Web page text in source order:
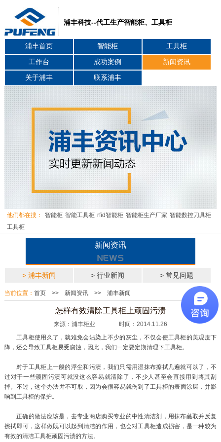
浦丰科技--代工生产智能柜、工具柜
浦丰首页 智能柜 工具柜
工作台 成功案例 新闻资讯
关于浦丰 联系浦丰
他们都在搜： 智能柜 智能工具柜 rfid智能柜 智能柜生产厂家 智能数控刀具柜
工具柜
新闻资讯
> 浦丰新闻 > 行业新闻 > 常见问题
当前位置： 首页>> 新闻资讯>> 浦丰新闻
怎样有效清除工具柜上顽固污渍
来源：浦丰柜业 时间：2014.11.26
工具柜使用久了，就难免会沾染上不少的灰尘，不仅会使工具柜的美观度下
降，还会导致工具柜易受腐蚀，因此，我们一定要定期清理下工具柜。
对于工具柜上一般的浮尘和污渍，我们只需用湿抹布擦拭几遍就可以了，不
过对于一些顽固污渍可就没这么容易就清除了，不少人甚至会直接用到将其刮
掉。不过，这个办法并不可取，因为会很容易就伤到了工具柜的表面涂层，并影
响到工具柜的保护。
正确的做法应该是，去专业商店购买专业的中性清洁剂，用抹布蘸取并反复
擦拭即可，这样做既可以起到清洁的作用，也会对工具柜造成损害，是一种较为
有效的清洁工具柜顽固污渍的方法。